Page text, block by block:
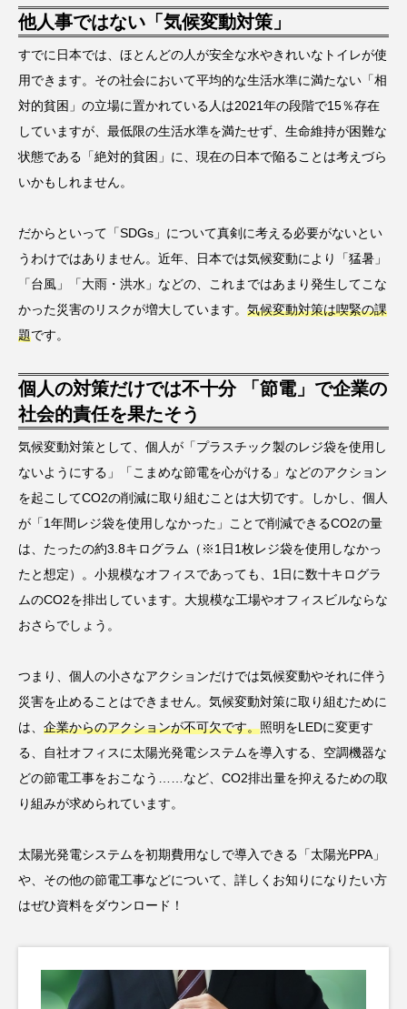
他人事ではない「気候変動対策」
すでに日本では、ほとんどの人が安全な水やきれいなトイレが使
用できます。その社会において平均的な生活水準に満たない「相
対的貧困」の立場に置かれている人は2021年の段階で15％存在
していますが、最低限の生活水準を満たせず、生命維持が困難な
状態である「絶対的貧困」に、現在の日本で陥ることは考えづら
いかもしれません。
だからといって「SDGs」について真剣に考える必要がないとい
うわけではありません。近年、日本では気候変動により「猛暑」
「台風」「大雨・洪水」などの、これまではあまり発生してこな
かった災害のリスクが増大しています。 気候変動対策は喫緊の課
題です。
個人の対策だけでは不十分 「節電」で企業の
社会的責任を果たそう
気候変動対策として、個人が「プラスチック製のレジ袋を使用し
ないようにする」「こまめな節電を心がける」などのアクション
を起こしてCO2の削減に取り組むことは大切です。しかし、個人
が「1年間レジ袋を使用しなかった」ことで削減できるCO2の量
は、たったの約3.8キログラム（※1日1枚レジ袋を使用しなかっ
たと想定）。小規模なオフィスであっても、1日に数十キログラ
ムのCO2を排出しています。大規模な工場やオフィスビルならな
おさらでしょう。
つまり、個人の小さなアクションだけでは気候変動やそれに伴う
災害を止めることはできません。気候変動対策に取り組むために
は、 企業からのアクションが不可欠です。照明をLEDに変更す
る、自社オフィスに太陽光発電システムを導入する、空調機器な
どの節電工事をおこなう……など、CO2排出量を抑えるための取
り組みが求められています。
太陽光発電システムを初期費用なしで導入できる「太陽光PPA」
や、その他の節電工事などについて、詳しくお知りになりたい方
はぜひ資料をダウンロード！